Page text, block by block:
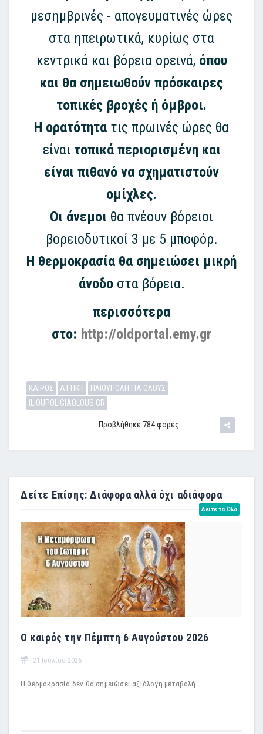
μεσημβρινές - απογευματινές ώρες
στα ηπειρωτικά, κυρίως στα
κεντρικά και βόρεια ορεινά, όπου
και θα σημειωθούν πρόσκαιρες
τοπικές βροχές ή όμβροι.
Η ορατότητα τις πρωινές ώρες θα
είναι τοπικά περιορισμένη και
είναι πιθανό να σχηματιστούν
ομίχλες.
Οι άνεμοι θα πνέουν βόρειοι
βορειοδυτικοί 3 με 5 μποφόρ.
Η θερμοκρασία θα σημειώσει μικρή
άνοδο στα βόρεια.
περισσότερα
στο: http://oldportal.emy.gr
ΚΑΙΡΟΣ ΑΤΤΙΚΗ
ΗΛΙΟΥΠΟΛΗ ΓΙΑ ΟΛΟΥΣ
ILIOUPOLIGIAOLOUS.GR
Προβλήθηκε 784 φορές
Δείτε Επίσης: Διάφορα αλλά όχι αδιάφορα
Δείτε τα Όλα
Ο καιρός την Πέμπτη 6 Αυγούστου 2026
21 Ιουλίου 2026
H θερμοκρασία δεν θα σημειώσει αξιόλογη μεταβολή